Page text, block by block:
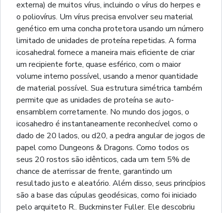
externa) de muitos vírus, incluindo o vírus do herpes e
o poliovírus. Um vírus precisa envolver seu material
genético em uma concha protetora usando um número
limitado de unidades de proteína repetidas. A forma
icosahedral fornece a maneira mais eficiente de criar
um recipiente forte, quase esférico, com o maior
volume interno possível, usando a menor quantidade
de material possível. Sua estrutura simétrica também
permite que as unidades de proteína se auto-
ensamblem corretamente. No mundo dos jogos, o
icosahedro é instantaneamente reconhecível como o
dado de 20 lados, ou d20, a pedra angular de jogos de
papel como Dungeons & Dragons. Como todos os
seus 20 rostos são idênticos, cada um tem 5% de
chance de aterrissar de frente, garantindo um
resultado justo e aleatório. Além disso, seus princípios
são a base das cúpulas geodésicas, como foi iniciado
pelo arquiteto R.. Buckminster Fuller. Ele descobriu